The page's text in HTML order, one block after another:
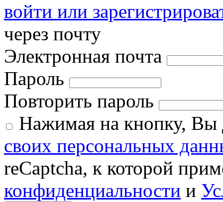
войти или
через почту
Электронная почта
Пароль
Повторить пароль
Нажимая на кнопку, Вы
своих персональных
reCaptcha, к которой
конфиденциальности и